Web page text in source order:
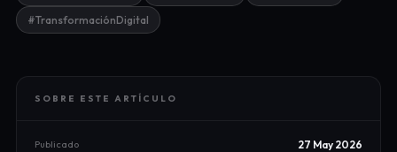
#TransformaciónDigital
SOBRE ESTE ARTÍCULO
Publicado 27 May 2026